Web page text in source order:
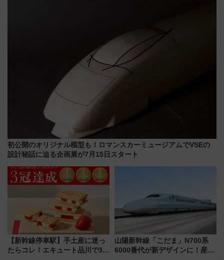
初公開のオリジナル模型も！ロマンスカーミュージアムでVSEの
設計秘話に迫る企画展が7月15日スタート
【新幹線停車駅】手土産に迷っ
たらコレ！エキュート品川で3年
山陽新幹線「こだま」N700系
6000番代が新デザインに！産学